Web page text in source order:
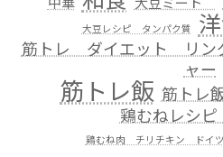
大豆レシピ タンパク質
筋トレ ダイエット リン
ャー
筋トレ飯 筋トレ
鶏むねレシピ
鶏むね肉 チリチキン ドイ